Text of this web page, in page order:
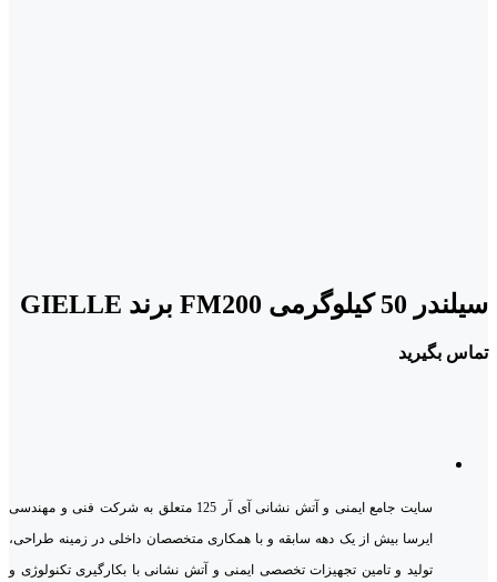
سیلندر 50 کیلوگرمی FM200 برند GIELLE
تماس بگیرید
سایت جامع ایمنی و آتش نشانی آی آر 125 متعلق به شرکت فنی و مهندسی
ایرسا بیش از یک دهه سابقه و با همکاری متخصصان داخلی در زمینه طراحی،
تولید و تامین تجهیزات تخصصی ایمنی و آتش نشانی با بکارگیری تکنولوژی و